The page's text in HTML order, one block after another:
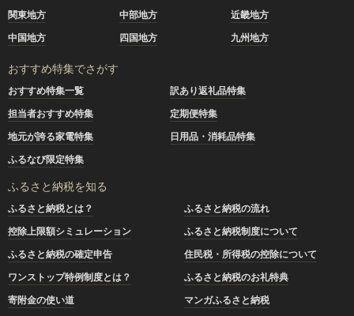
関東地方
中部地方
近畿地方
中国地方
四国地方 九州地方
おすすめ特集でさがす
おすすめ特集一覧
訳あり返礼品特集
担当者おすすめ特集
定期便特集
地元が誇る家電特集
日用品・消耗品特集
ふるなび限定特集
ふるさと納税を知る
ふるさと納税とは？
ふるさと納税の流れ
控除上限額シミュレーション
ふるさと納税制度について
ふるさと納税の確定申告
住民税・所得税の控除について
ワンストップ特例制度とは？
ふるさと納税のお礼特典
寄附金の使い道
マンガふるさと納税